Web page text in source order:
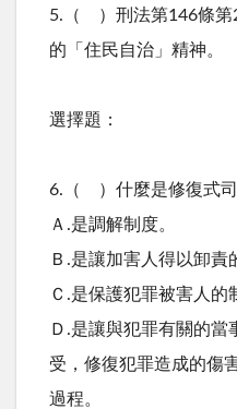
5.（ ）刑法第146條第
的「住民自治」精神。
選擇題：
6.（ ）什麼是修復式司
Ａ.是調解制度。
Ｂ.是讓加害人得以卸責
Ｃ.是保護犯罪被害人的
Ｄ.是讓與犯罪有關的
受，修復犯罪造成的傷
過程。